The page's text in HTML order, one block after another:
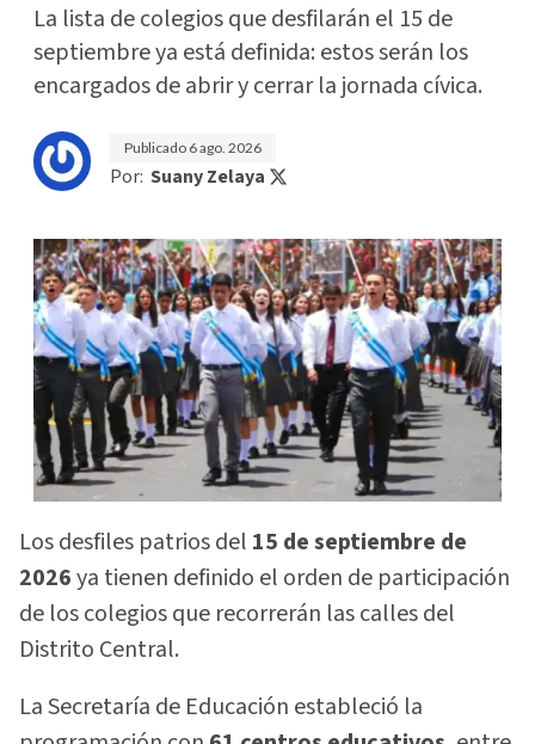
La lista de colegios que desfilarán el 15 de
septiembre ya está definida: estos serán los
encargados de abrir y cerrar la jornada cívica.
Publicado 6 ago. 2026
Por: Suany Zelaya
Los desfiles patrios del 15 de septiembre de
2026ya tienen definido el orden de participación
de los colegios que recorrerán las calles del
Distrito Central.
La Secretaría de Educación estableció la